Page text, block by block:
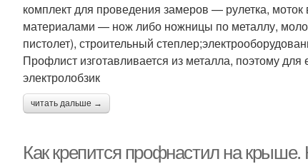
комплект для проведения замеров — рулетка,
материалами — нож либо ножницы по металлу,
пистолет), строительный
Профлист изготавливается из металла, поэтому
электролобзик
читать дальше →
Как крепится профнастил на